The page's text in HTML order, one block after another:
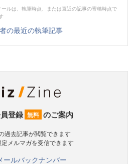
ルは、執筆時点、または直近の記事の寄稿時点で
の最近の執筆記事
登録 無料 のご案内
過去記事が閲覧できます
定メルマガを受信できます
ールバックナンバー